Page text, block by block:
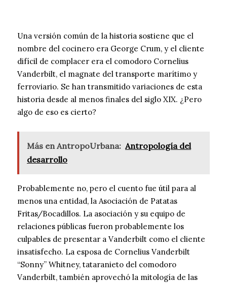
Una versión común de la historia sostiene que el
nombre del cocinero era George Crum, y el cliente
difícil de complacer era el comodoro Cornelius
Vanderbilt, el magnate del transporte marítimo y
ferroviario. Se han transmitido variaciones de esta
historia desde al menos finales del siglo XIX. ¿Pero
algo de eso es cierto?
Más en AntropoUrbana: Antropología del
desarrollo
Probablemente no, pero el cuento fue útil para al
menos una entidad, la Asociación de Patatas
Fritas/Bocadillos. La asociación y su equipo de
relaciones públicas fueron probablemente los
culpables de presentar a Vanderbilt como el cliente
insatisfecho. La esposa de Cornelius Vanderbilt
“Sonny” Whitney, tataranieto del comodoro
Vanderbilt, también aprovechó la mitología de las